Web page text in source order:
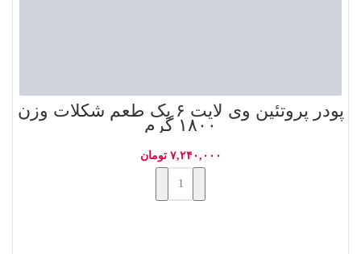
پودر پروتئین وی لایت ۶ پک طعم شکلات وزن
۱۸۰۰ گرم
۷,۲۴۰,۰۰۰ تومان